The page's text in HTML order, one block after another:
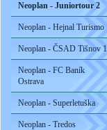
Neoplan - Juniortour 2
Neoplan - Hejnal Turismo
Neoplan - ČSAD Tišnov 1
Neoplan - FC Baník
Ostrava
Neoplan - Superletuška
Neoplan - Tredos